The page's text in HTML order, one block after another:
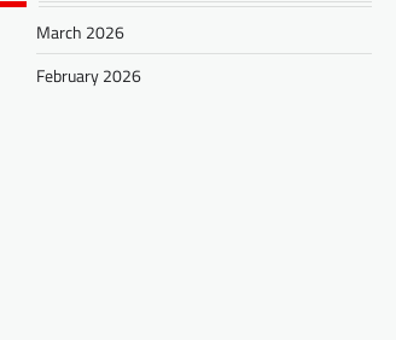
March 2026
February 2026